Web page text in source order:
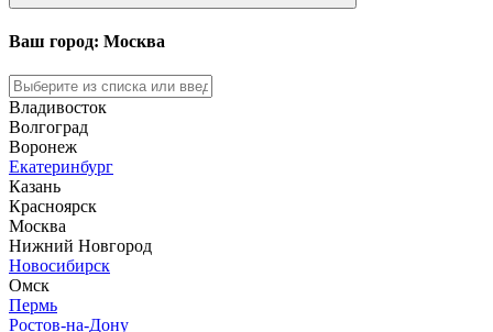
Ваш город: Москва
Владивосток
Волгоград
Воронеж
Екатеринбург
Казань
Красноярск
Москва
Нижний Новгород
Новосибирск
Омск
Пермь
Ростов-на-Дону